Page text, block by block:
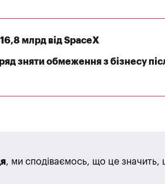
млрд від SpaceX
зняти обмеження з бізнесу
, ми сподіваємось, що це значить,